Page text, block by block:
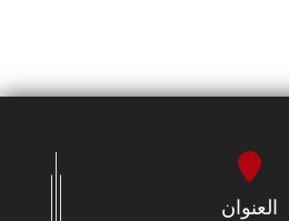
العنوان